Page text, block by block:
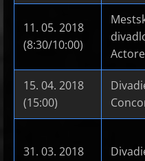
11. 05. 2018
(8:30/10:00)
15. 04. 2018
(15:00)
31. 03. 2018